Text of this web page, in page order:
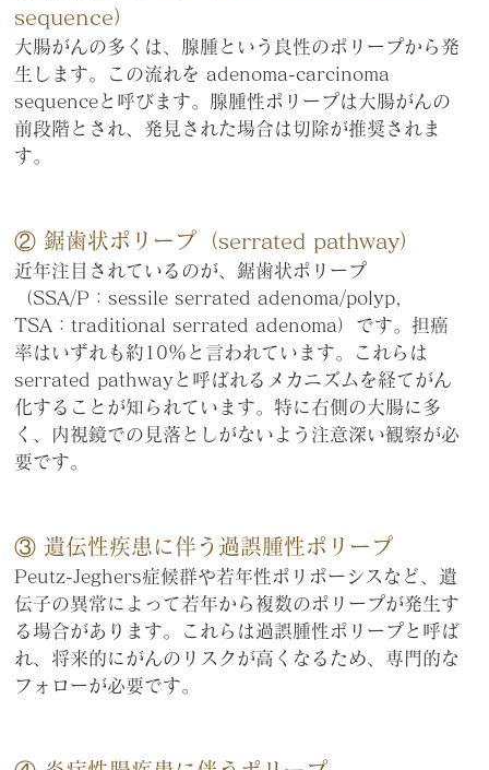
sequence）
大腸がんの多くは、腺腫という良性のポリープから発
生します。この流れを adenoma-carcinoma
sequenceと呼びます。腺腫性ポリープは大腸がんの
前段階とされ、発見された場合は切除が推奨されま
す。
② 鋸歯状ポリープ（serrated pathway）
近年注目されているのが、鋸歯状ポリープ
（SSA/P：sessile serrated adenoma/polyp,
TSA：traditional serrated adenoma）です。担癌
率はいずれも約10％と言われています。これらは
serrated pathwayと呼ばれるメカニズムを経てがん
化することが知られています。特に右側の大腸に多
く、内視鏡での見落としがないよう注意深い観察が必
要です。
③ 遺伝性疾患に伴う過誤腫性ポリープ
Peutz-Jeghers症候群や若年性ポリポーシスなど、遺
伝子の異常によって若年から複数のポリープが発生す
る場合があります。これらは過誤腫性ポリープと呼ば
れ、将来的にがんのリスクが高くなるため、専門的な
フォローが必要です。